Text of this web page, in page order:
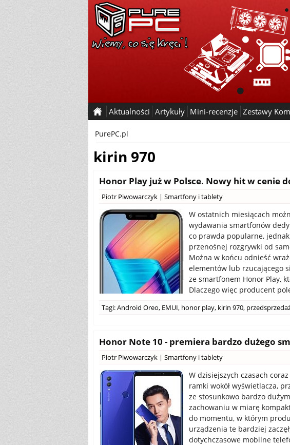
Aktualności Artykuły Mini-recenzje Zestawy
PurePC.pl
kirin 970
Honor Play już w Polsce. Nowy hit w cenie
Piotr Piwowarczyk | Smartfony i tablety
W ostatnich miesiącach
wydawania smartfonów
co prawda popularne,
przenośnej rozgrywki od
Można w końcu odnieść
elementów lub rzucającego
ze smartfonem Honor Play,
Dlaczego więc producent
Tagi:Android Oreo, EMUI, honor play, kirin 970,
Honor Note 10 - premiera bardzo dużego
Piotr Piwowarczyk | Smartfony i tablety
W dzisiejszych czasach
ramki wokół wyświetlacza,
ze stosunkowo bardzo
zachowaniu w miarę
do momentu, w którym
urządzenia te bardziej
dotychczasowe mobilne